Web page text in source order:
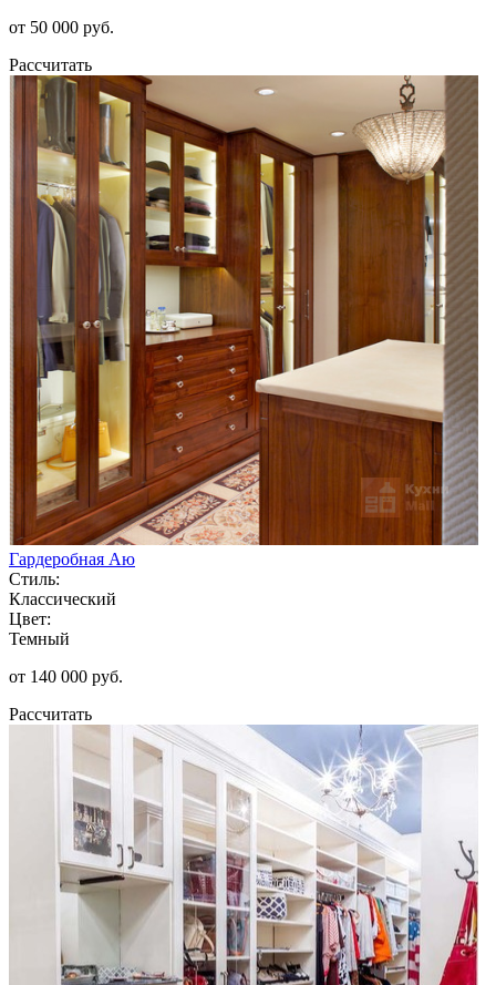
от 50 000 руб.
Рассчитать
Гардеробная Аю
Стиль:
Классический
Цвет:
Темный
от 140 000 руб.
Рассчитать